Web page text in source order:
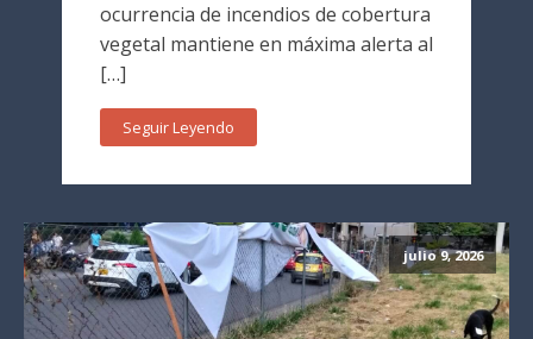
ocurrencia de incendios de cobertura
vegetal mantiene en máxima alerta al
[…]
Seguir Leyendo
julio 9, 2026